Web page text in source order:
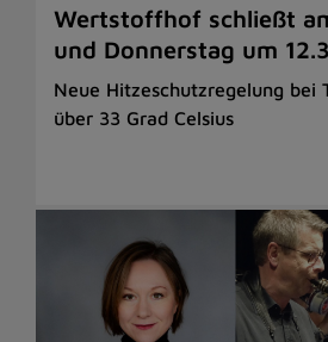
Wertstoffhof schließt
und Donnerstag um
Neue Hitzeschutzregelung bei
über 33 Grad Celsius